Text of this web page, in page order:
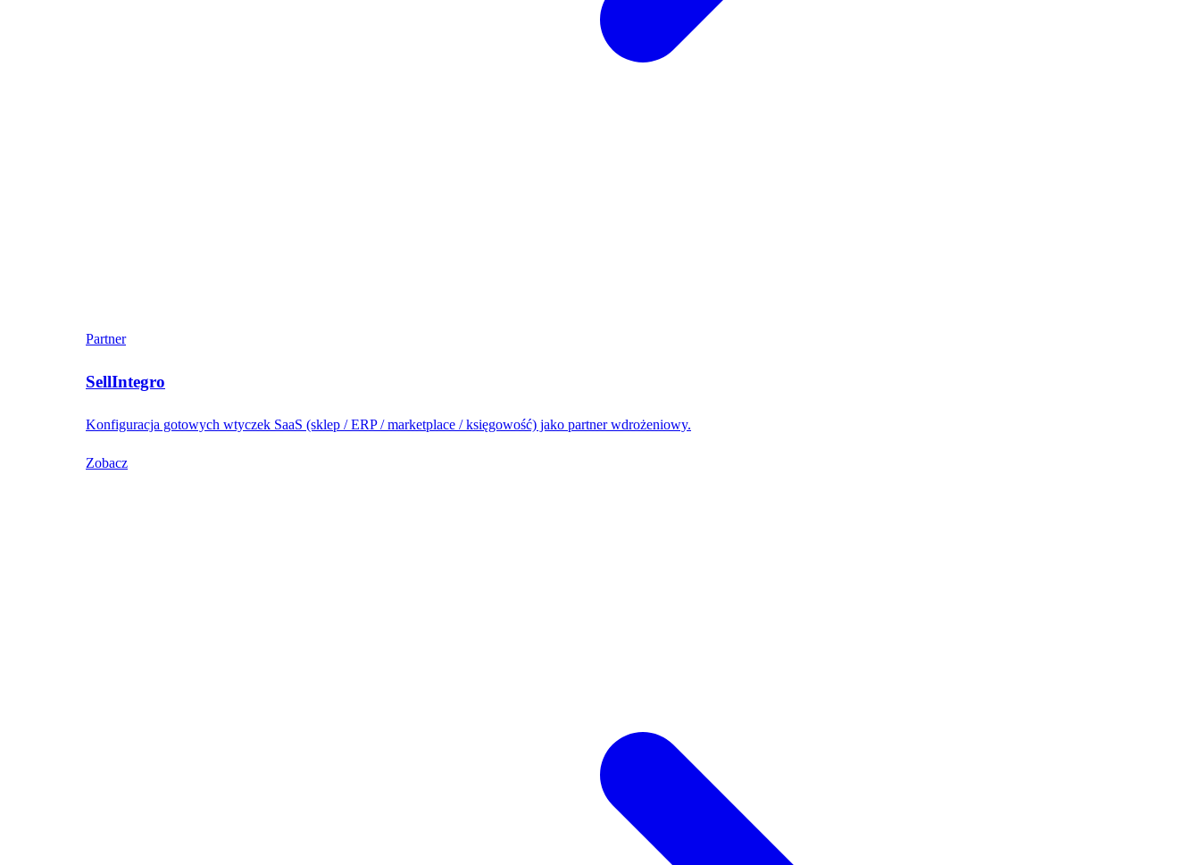
Partner
SellIntegro
Konfiguracja gotowych wtyczek SaaS (sklep / ERP / marketplace / księgowość) jako partner wdrożeniowy.
Zobacz